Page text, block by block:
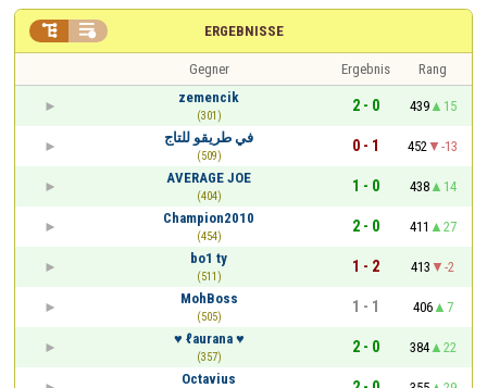
ERGEBNISSE
 
Gegner Ergebnis
Rang
zemencik
(301)
2 - 0 439
15
في طريقو للتاج
(509)
0 - 1 452
-13
AVERAGE JOE
(404)
1 - 0 438
14
Champion2010
(454)
2 - 0 411
27
bo1 ty
(511)
1 - 2 413
-2
MohBoss
(505)
1 - 1 406
7
♥ ℓaurana ♥
(357)
2 - 0 384
22
Octavius